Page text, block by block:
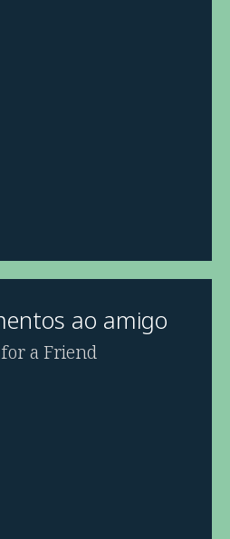
ao amigo
a Friend